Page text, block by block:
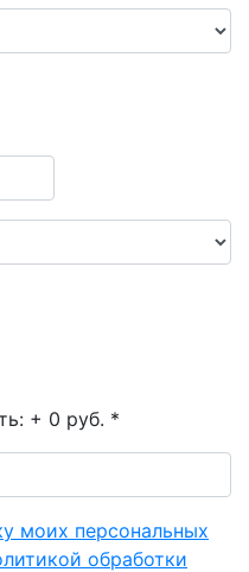
+ 0 руб. *
моих персональных
обработки